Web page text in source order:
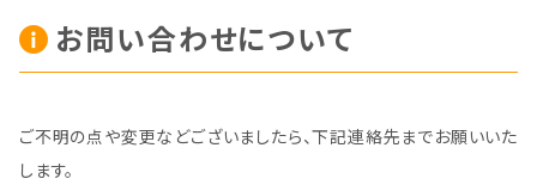
お問い合わせについて
ご不明の点や変更などございましたら、下記連絡先までお願いいた
します。